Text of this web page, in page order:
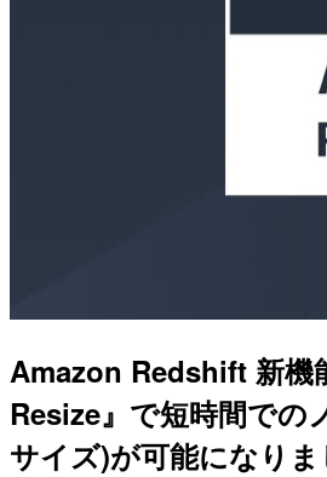
Amazon Redshift 新機
Resize』で短時間での
サイズ)が可能になりま